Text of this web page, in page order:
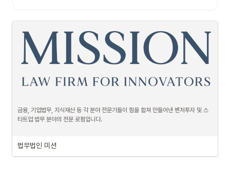
금융, 기업법무, 지식재산 등 각 분야 전문가들이 힘을 합쳐 만들어낸 벤처투자 및 스
타트업 법무 분야의 전문 로펌입니다.
법무법인 미션에서는
ARK 프로젝트는 창업기업의 실패가 곧 창업생태계 자체의 실패와 기업가 정신의 위
법무법인 미션